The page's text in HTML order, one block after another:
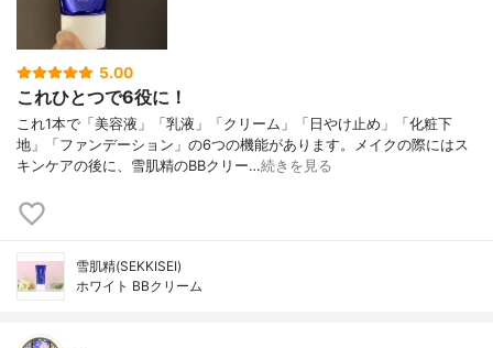
5.00
これひとつで6役に！
これ1本で「美容液」「乳液」「クリーム」「日やけ止め」「化粧下
地」「ファンデーション」の6つの機能があります。メイクの際にはス
キンケアの後に、雪肌精のBBクリー…続きを見る
雪肌精(SEKKISEI)
ホワイト BBクリーム